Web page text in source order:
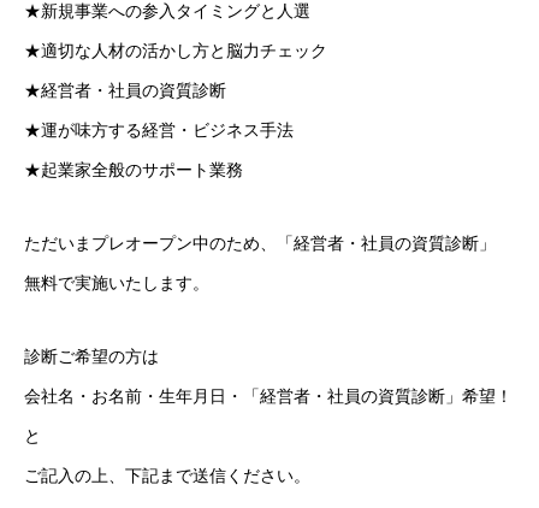
★新規事業への参入タイミングと人選
★適切な人材の活かし方と脳力チェック
★経営者・社員の資質診断
★運が味方する経営・ビジネス手法
★起業家全般のサポート業務
ただいまプレオープン中のため、「経営者・社員の資質診断」
無料で実施いたします。
診断ご希望の方は
会社名・お名前・生年月日・「経営者・社員の資質診断」希望！
と
ご記入の上、下記まで送信ください。